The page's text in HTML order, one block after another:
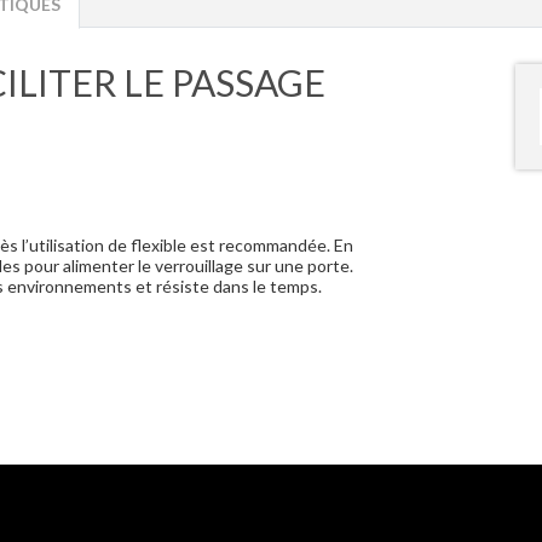
LE PASSAGE
l’utilisation de flexible est recommandée. En
pour alimenter le verrouillage sur une porte.
environnements et résiste dans le temps.